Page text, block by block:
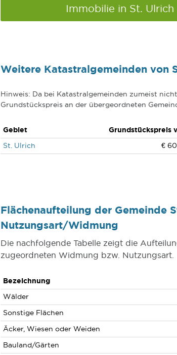
Immobilie in St. Ulrich
Weitere Katastralgemeinden von
Hinweis: Da bei Katastralgemeinden zumeist
Grundstückspreis an der übergeordneten
Gebiet Grundstückspreis
St. Ulrich
€
Flächenaufteilung der Gemeinde
Nutzungsart/Widmung
Die nachfolgende Tabelle zeigt die
zugeordneten Widmung bzw. Nutzungsart.
Bezeichnung
Wälder
Sonstige Flächen
Äcker, Wiesen oder Weiden
Bauland/Gärten